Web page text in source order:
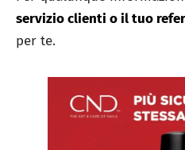
servizio clienti o il tuo
per te.